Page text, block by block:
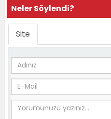
Neler Söylendi?
Site